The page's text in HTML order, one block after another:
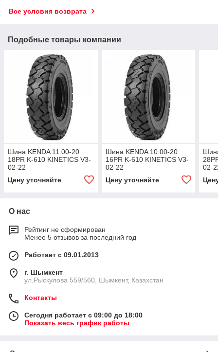
Все условия возврата
Подобные товары компании
Шина KENDA 11.00-20
18PR K-610 KINETICS V3-
02-22
Цену уточняйте
Шина KENDA 10.00-20
16PR K-610 KINETICS V3-
02-22
Цену уточняйте
02-
О нас
Рейтинг не сформирован
Менее 5 отзывов за последний год
Работает с 09.01.2013
г. Шымкент
ул.Рыскулова 559/560, Шымкент, Казахстан
Контакты
Сегодня работает с 09:00 до 18:00
Показать весь график работы